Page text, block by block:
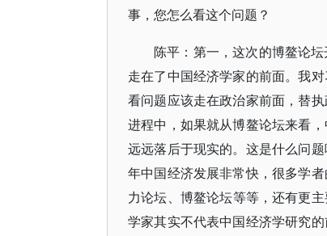
事，您怎么看这个问题？
陈平：第一，这次的博鳌论
走在了中国经济学家的前面。我
看问题应该走在政治家前面，替
进程中，如果就从博鳌论坛来看
远远落后于现实的。这是什么问
年中国经济发展非常快，很多学
力论坛、博鳌论坛等等，还有更
学家其实不代表中国经济学研究